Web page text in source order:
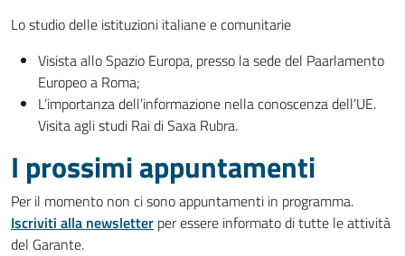
Lo studio delle istituzioni italiane e comunitarie
Visista allo Spazio Europa, presso la sede del Paarlamento
Europeo a Roma;
L’importanza dell’informazione nella conoscenza dell’UE.
Visita agli studi Rai di Saxa Rubra.
I prossimi appuntamenti
Per il momento non ci sono appuntamenti in programma.
Iscriviti alla newsletter per essere informato di tutte le attività
del Garante.